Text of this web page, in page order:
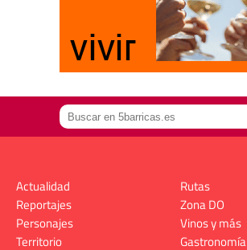
Actualidad
Reportajes
Personajes
Territorio
Rutas
Zona DO
Vinos y más
Gastronomía